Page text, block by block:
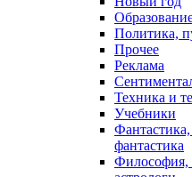
Политика,
Прочее
Реклама
Техника и
Учебники
фантастика
Философия,